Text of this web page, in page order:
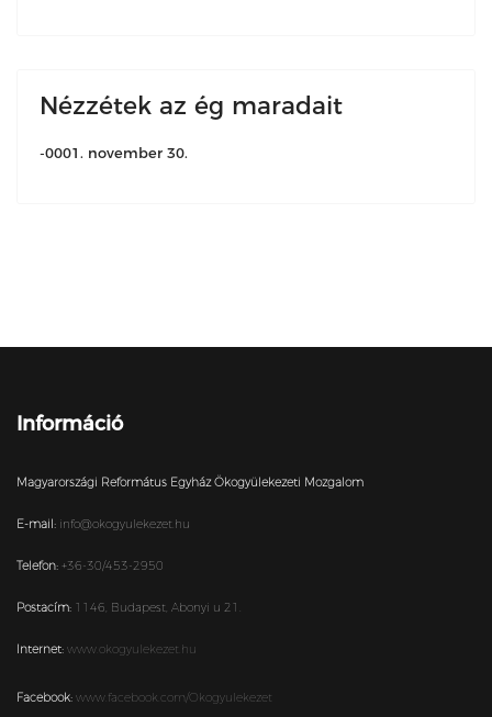
Nézzétek az ég maradait
-0001. november 30.
Információ
Magyarországi Református Egyház Ökogyülekezeti Mozgalom
E-mail: info@okogyulekezet.hu
Telefon: +36-30/453-2950
Postacím: 1146, Budapest, Abonyi u 21.
Internet: www.okogyulekezet.hu
Facebook: www.facebook.com/Okogyulekezet